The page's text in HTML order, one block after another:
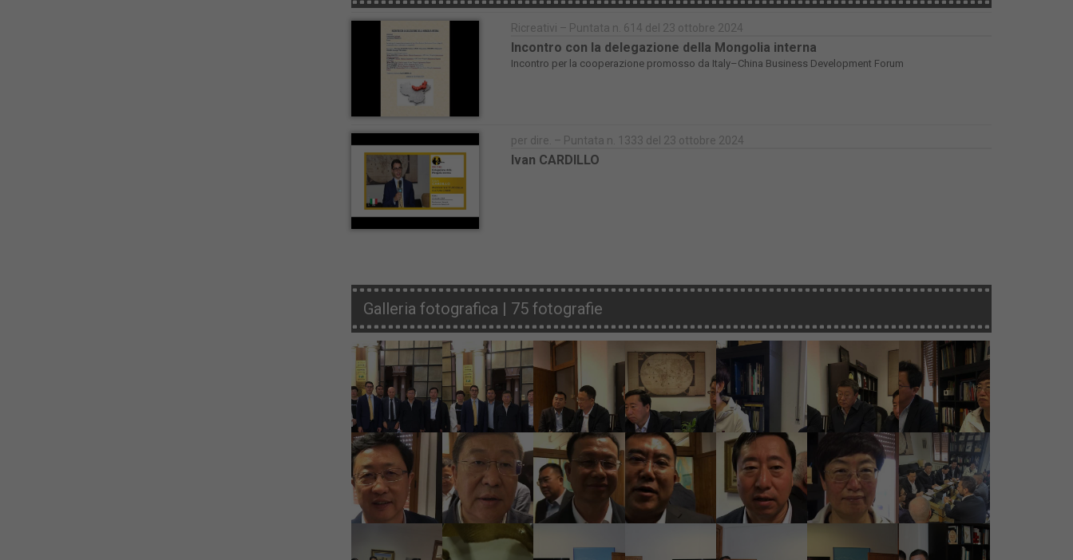
Ricreativi – Puntata n. 614 del 23 ottobre 2024
Incontro con la delegazione della Mongolia interna
Incontro per la cooperazione promosso da Italy–China Business Development Forum
per dire. – Puntata n. 1333 del 23 ottobre 2024
Ivan CARDILLO
Galleria fotografica | 75 fotografie